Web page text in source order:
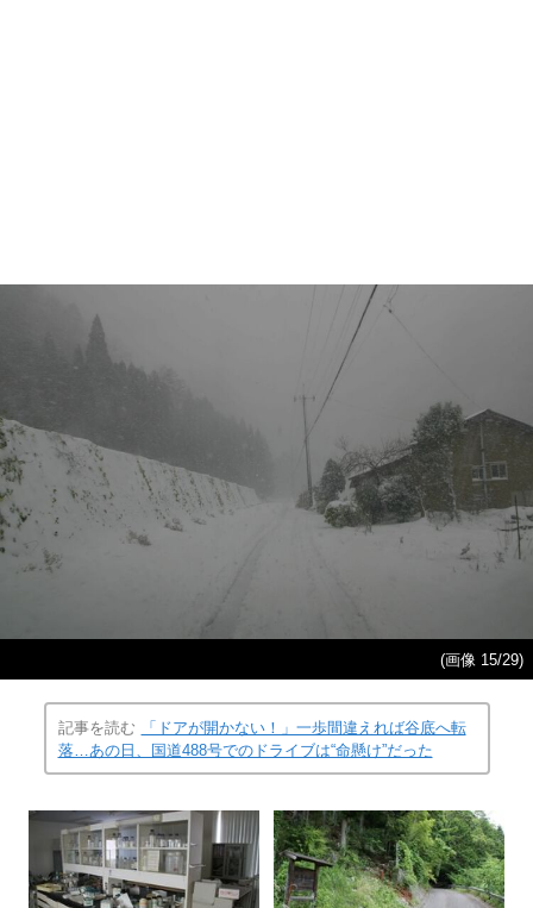
(画像 15/29)
記事を読む
「ドアが開かない！」一歩間違えれば谷底へ転
落…あの日、国道488号でのドライブは“命懸け”だった